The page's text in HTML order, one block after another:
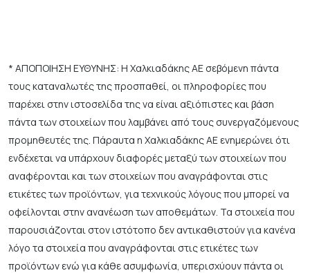
* ΑΠΟΠΟΙΗΣΗ ΕΥΘΥΝΗΣ: Η Χαλκιαδάκης ΑΕ σεβόμενη πάντα
τους καταναλωτές της προσπαθεί, οι πληροφορίες που
παρέχει στην ιστοσελίδα της να είναι αξιόπιστες και βάση
πάντα των στοιχείων που λαμβάνει από τους συνεργαζόμενους
προμηθευτές της. Πάραυτα η Χαλκιαδάκης ΑΕ ενημερώνει ότι
ενδέχεται να υπάρχουν διαφορές μεταξύ των στοιχείων που
αναφέρονται και των στοιχείων που αναγράφονται στις
ετικέτες των προϊόντων, για τεχνικούς λόγους που μπορεί να
οφείλονται στην ανανέωση των αποθεμάτων. Τα στοιχεία που
παρουσιάζονται στον ιστότοπο δεν αντικαθιστούν για κανένα
λόγο τα στοιχεία που αναγράφονται στις ετικέτες των
προϊόντων ενώ για κάθε ασυμφωνία, υπερισχύουν πάντα οι